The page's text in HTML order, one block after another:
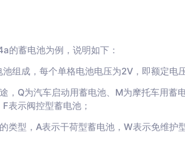
的蓄电池为例，说明如下：
组成，每个单格电池电压为2V，即额定电
，Q为汽车启动用蓄电池、M为摩托车用蓄
表示阀控型蓄电池；
类型，A表示干荷型蓄电池，W表示免维护